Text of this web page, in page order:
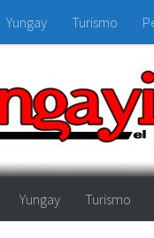
Yungay Turismo
Yungay Turismo